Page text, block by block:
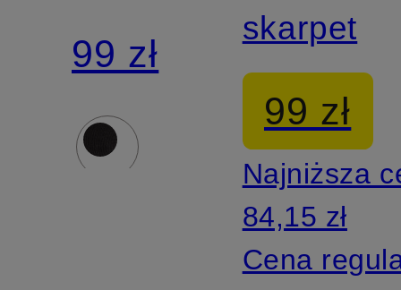
99 zł
skarpet
99 zł
Najniższa
84,15 zł
Cena